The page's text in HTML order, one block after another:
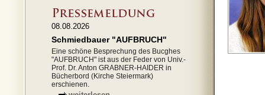
08.08.2026
Schmiedbauer "AUFBRUCH"
Eine schöne Besprechung des Bucghes
"AUFBRUCH" ist aus der Feder von Univ.-
Prof. Dr. Anton GRABNER-HAIDER in
Bücherbord (Kirche Steiermark)
erschienen.